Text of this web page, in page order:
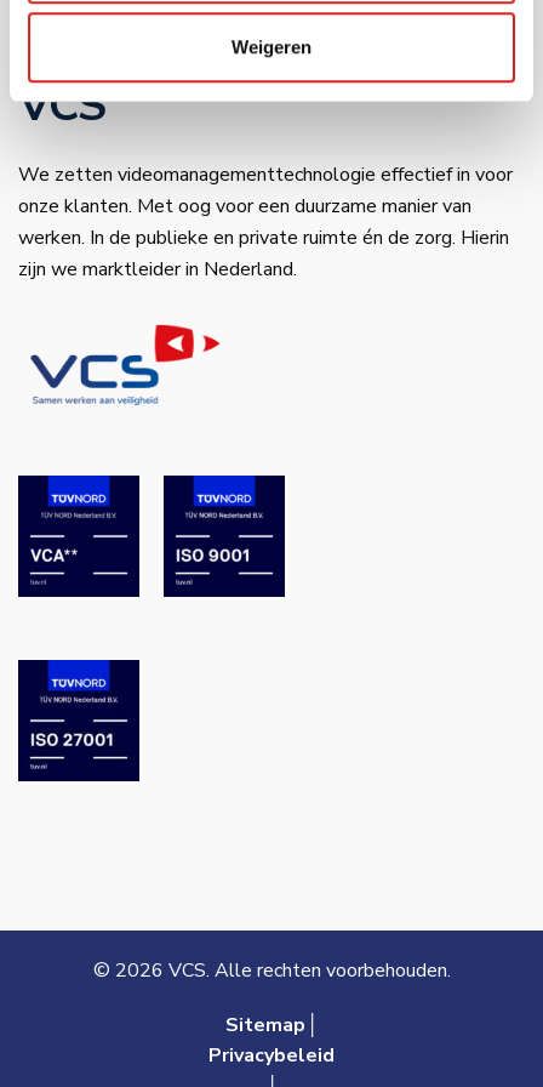
Weigeren
ING–IBAN: NL34 INGB 0650 4985 77
VCS
We zetten videomanagementtechnologie effectief in voor
onze klanten. Met oog voor een duurzame manier van
werken. In de publieke en private ruimte én de zorg. Hierin
zijn we marktleider in Nederland.
© 2026 VCS. Alle rechten voorbehouden.
Sitemap│
Privacybeleid